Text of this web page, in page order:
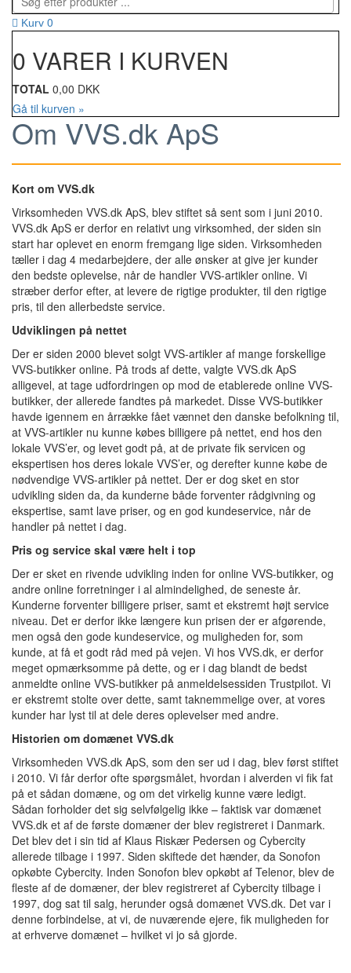
Kurv 0
0 VARER I KURVEN
TOTAL 0,00 DKK
Gå til kurven »
Om VVS.dk ApS
Kort om VVS.dk
Virksomheden VVS.dk ApS, blev stiftet så sent som i juni 2010.
VVS.dk ApS er derfor en relativt ung virksomhed, der siden sin
start har oplevet en enorm fremgang lige siden. Virksomheden
tæller i dag 4 medarbejdere, der alle ønsker at give jer kunder
den bedste oplevelse, når de handler VVS-artikler online. Vi
stræber derfor efter, at levere de rigtige produkter, til den rigtige
pris, til den allerbedste service.
Udviklingen på nettet
Der er siden 2000 blevet solgt VVS-artikler af mange forskellige
VVS-butikker online. På trods af dette, valgte VVS.dk ApS
alligevel, at tage udfordringen op mod de etablerede online VVS-
butikker, der allerede fandtes på markedet. Disse VVS-butikker
havde igennem en årrække fået vænnet den danske befolkning til,
at VVS-artikler nu kunne købes billigere på nettet, end hos den
lokale VVS’er, og levet godt på, at de private fik servicen og
ekspertisen hos deres lokale VVS’er, og derefter kunne købe de
nødvendige VVS-artikler på nettet. Der er dog sket en stor
udvikling siden da, da kunderne både forventer rådgivning og
ekspertise, samt lave priser, og en god kundeservice, når de
handler på nettet i dag.
Pris og service skal være helt i top
Der er sket en rivende udvikling inden for online VVS-butikker, og
andre online forretninger i al almindelighed, de seneste år.
Kunderne forventer billigere priser, samt et ekstremt højt service
niveau. Det er derfor ikke længere kun prisen der er afgørende,
men også den gode kundeservice, og muligheden for, som
kunde, at få et godt råd med på vejen. Vi hos VVS.dk, er derfor
meget opmærksomme på dette, og er i dag blandt de bedst
anmeldte online VVS-butikker på anmeldelsessiden Trustpilot. Vi
er ekstremt stolte over dette, samt taknemmelige over, at vores
kunder har lyst til at dele deres oplevelser med andre.
Historien om domænet VVS.dk
Virksomheden VVS.dk ApS, som den ser ud i dag, blev først stiftet
i 2010. Vi får derfor ofte spørgsmålet, hvordan i alverden vi fik fat
på et sådan domæne, og om det virkelig kunne være ledigt.
Sådan forholder det sig selvfølgelig ikke – faktisk var domænet
VVS.dk et af de første domæner der blev registreret i Danmark.
Det blev det i sin tid af Klaus Riskær Pedersen og Cybercity
allerede tilbage i 1997. Siden skiftede det hænder, da Sonofon
opkøbte Cybercity. Inden Sonofon blev opkøbt af Telenor, blev de
fleste af de domæner, der blev registreret af Cybercity tilbage i
1997, dog sat til salg, herunder også domænet VVS.dk. Det var i
denne forbindelse, at vi, de nuværende ejere, fik muligheden for
at erhverve domænet – hvilket vi jo så gjorde.